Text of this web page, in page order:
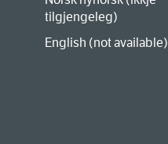
tilgjengeleg)
English (not available)